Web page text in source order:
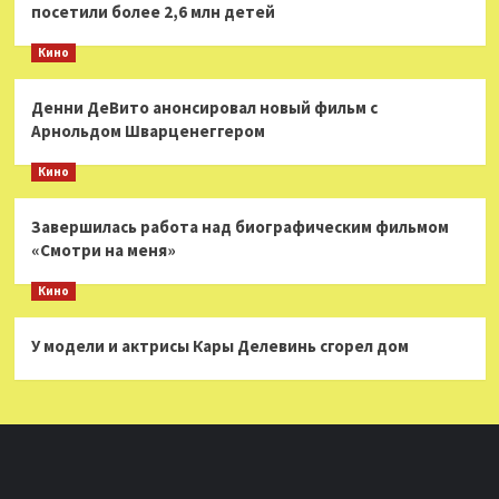
посетили более 2,6 млн детей
Кино
Денни ДеВито анонсировал новый фильм с
Арнольдом Шварценеггером
Кино
Завершилась работа над биографическим фильмом
«Смотри на меня»
Кино
У модели и актрисы Кары Делевинь сгорел дом